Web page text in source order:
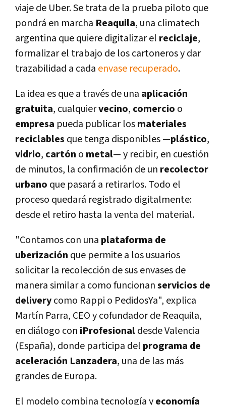
viaje de Uber. Se trata de la prueba piloto que
pondrá en marcha Reaquila, una climatech
argentina que quiere digitalizar el reciclaje,
formalizar el trabajo de los cartoneros y dar
trazabilidad a cada envase recuperado.
La idea es que a través de una aplicación
gratuita, cualquiervecino, comercio o
empresa pueda publicar losmateriales
reciclables que tenga disponibles —plástico,
vidrio, cartón o metal— y recibir, en cuestión
de minutos, la confirmación de un recolector
urbano que pasará a retirarlos. Todo el
proceso quedará registrado digitalmente:
desde el retiro hasta la venta del material.
"Contamos con una plataforma de
uberización que permite a los usuarios
solicitar la recolección de sus envases de
manera similar a como funcionanservicios de
deliverycomo Rappi o PedidosYa", explica
Martín Parra, CEO y cofundador de Reaquila,
en diálogo con iProfesionaldesde Valencia
(España), donde participa del programa de
aceleración Lanzadera, una de las más
grandes de Europa.
El modelo combina tecnología yeconomía